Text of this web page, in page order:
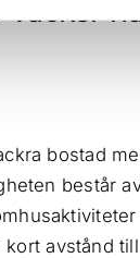
bostad
består
avstånd